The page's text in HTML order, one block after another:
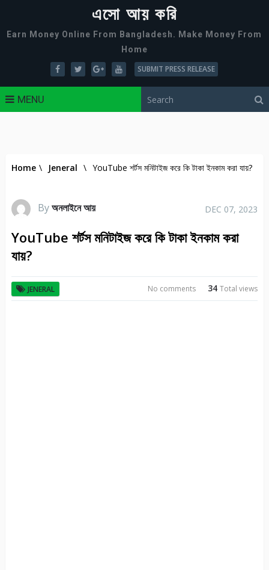
এসো আয় করি
Earn Money Online From Bangladesh. Make Money From
Home
SUBMIT PRESS RELEASE
MENU
Home \ Jeneral \ YouTube শর্টস মনিটাইজ করে কি টাকা ইনকাম করা যায়?
Byঅনলাইনে আয় DEC 07, 2023
YouTube শর্টস মনিটাইজ করে কি টাকা ইনকাম করা
যায়?
JENERAL 34Total views
No comments